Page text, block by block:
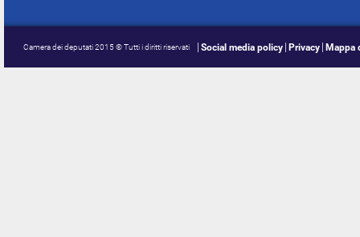
Camera dei deputati 2015 © Tutti i diritti riservati Social media policy Privacy Mappa